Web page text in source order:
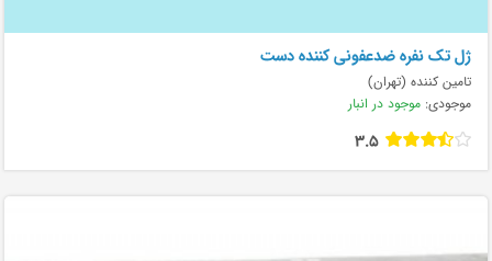
ژل تک نفره ضدعفونی کننده دست
تامین کننده (تهران)
موجودی: موجود در انبار
3.5